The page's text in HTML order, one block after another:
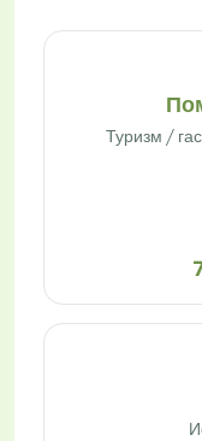
Туризм /